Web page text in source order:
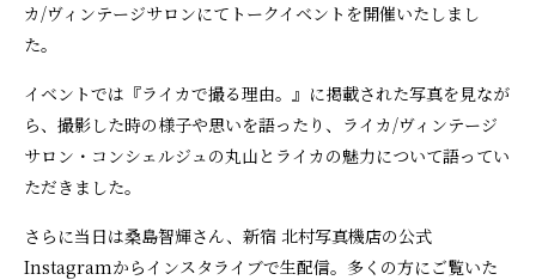
カ/ヴィンテージサロンにてトークイベントを開催いたしまし
た。
イベントでは『ライカで撮る理由。』に掲載された写真を見なが
ら、撮影した時の様子や思いを語ったり、ライカ/ヴィンテージ
サロン・コンシェルジュの丸山とライカの魅力について語ってい
ただきました。
さらに当日は桑島智輝さん、新宿 北村写真機店の公式
Instagramからインスタライブで生配信。多くの方にご覧いた